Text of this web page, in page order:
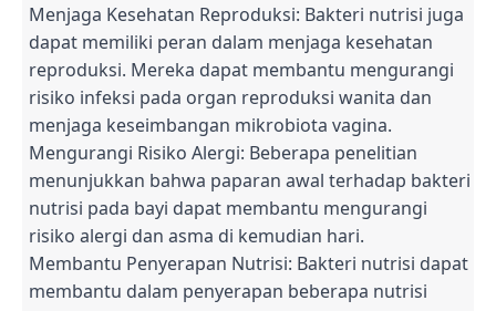
Menjaga Kesehatan Reproduksi: Bakteri nutrisi juga
dapat memiliki peran dalam menjaga kesehatan
reproduksi. Mereka dapat membantu mengurangi
risiko infeksi pada organ reproduksi wanita dan
menjaga keseimbangan mikrobiota vagina.
Mengurangi Risiko Alergi: Beberapa penelitian
menunjukkan bahwa paparan awal terhadap bakteri
nutrisi pada bayi dapat membantu mengurangi
risiko alergi dan asma di kemudian hari.
Membantu Penyerapan Nutrisi: Bakteri nutrisi dapat
membantu dalam penyerapan beberapa nutrisi